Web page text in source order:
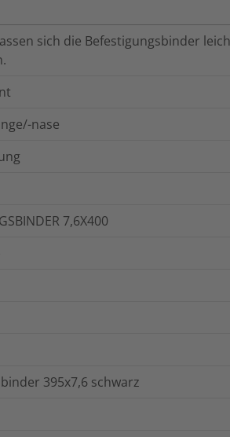
sich die Befestigungsbinder
nase
7,6X400
395x7,6 schwarz